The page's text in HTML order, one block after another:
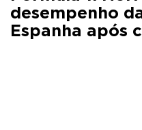
desempenho
Espanha após